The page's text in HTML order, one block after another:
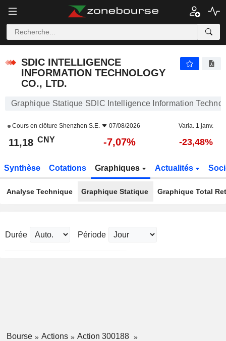
SDIC INTELLIGENCE
INFORMATION TECHNOLOGY
CO., LTD.
Graphique Statique SDIC Intelligence Information
Cours en clôture Shenzhen S.E. 07/08/2026 Varia. 1 janv.
11,18 CNY -7,07% -23,48%
Synthèse Cotations Graphiques Actualités
Analyse Technique Graphique Statique Graphique Total
Durée Période
Bourse Actions
Action 300188